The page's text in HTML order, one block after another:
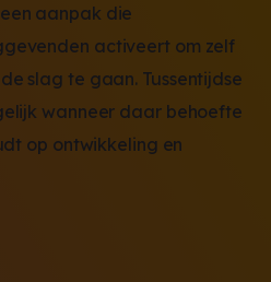
aanpak die
activeert om zelf
slag te gaan. Tussentijdse
wanneer daar behoefte
op ontwikkeling en